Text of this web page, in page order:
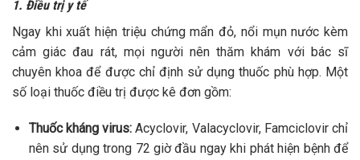
1. Điều trị y tế
Ngay khi xuất hiện triệu chứng mẩn đỏ, nổi mụn nước kèm
cảm giác đau rát, mọi người nên thăm khám với bác sĩ
chuyên khoa để được chỉ định sử dụng thuốc phù hợp. Một
số loại thuốc điều trị được kê đơn gồm:
Thuốc kháng virus: Acyclovir, Valacyclovir, Famciclovir chỉ
nên sử dụng trong 72 giờ đầu ngay khi phát hiện bệnh để